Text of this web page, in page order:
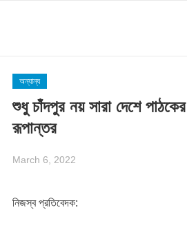
অন্যান্য
শুধু চাঁদপুর নয় সারা দেশে
রূপান্তর
March 6, 2022
নিজস্ব প্রতিবেদক: